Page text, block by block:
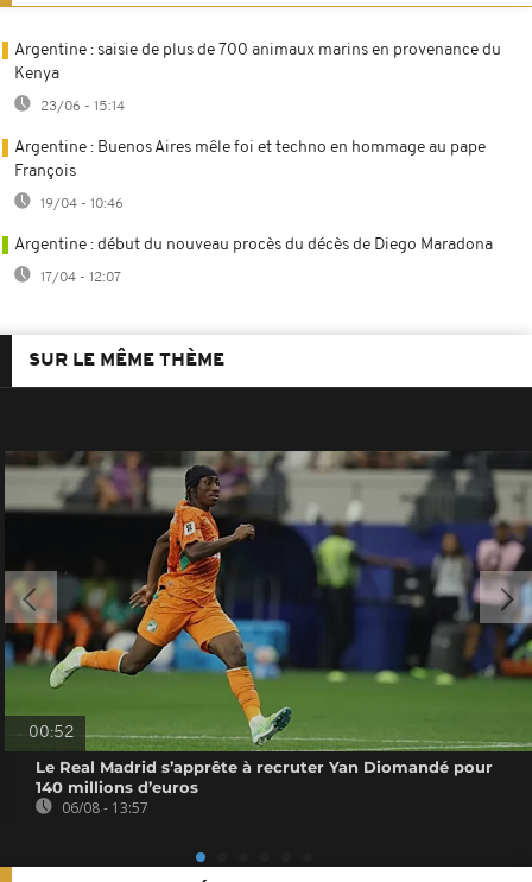
Argentine : saisie de plus de 700 animaux marins en provenance du
Kenya
23/06 - 15:14
Argentine : Buenos Aires mêle foi et techno en hommage au pape
François
19/04 - 10:46
Argentine : début du nouveau procès du décès de Diego Maradona
17/04 - 12:07
SUR LE MÊME THÈME
00:52
Le Real Madrid s’apprête à recruter Yan Diomandé pour
140 millions d’euros
06/08 - 13:57